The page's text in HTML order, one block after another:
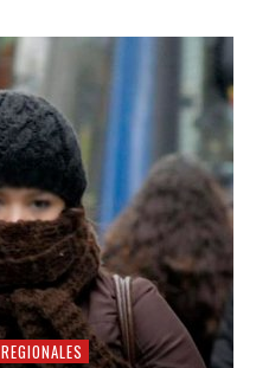
REGIONALES